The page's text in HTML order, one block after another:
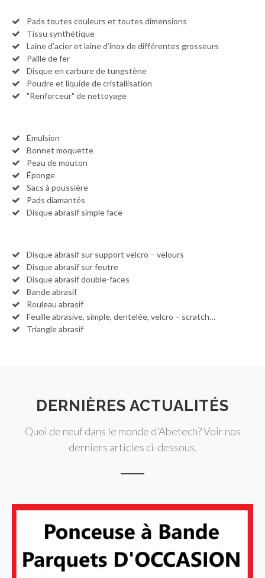
Pads toutes couleurs et toutes dimensions
Tissu synthétique
Laine d’acier et laine d’inox de différentes grosseurs
Paille de fer
Disque en carbure de tungstène
Poudre et liquide de cristallisation
"Renforceur" de nettoyage
Émulsion
Bonnet moquette
Peau de mouton
Éponge
Sacs à poussière
Pads diamantés
Disque abrasif simple face
Disque abrasif sur support velcro – velours
Disque abrasif sur feutre
Disque abrasif double-faces
Bande abrasif
Rouleau abrasif
Feuille abrasive, simple, dentelée, velcro – scratch…
Triangle abrasif
DERNIÈRES ACTUALITÉS
Quoi de neuf dans le monde d'Abetech? Voir nos
derniers articles ci-dessous.